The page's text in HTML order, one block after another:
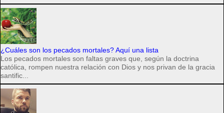
¿Cuáles son los pecados mortales? Aquí una lista
Los pecados mortales son faltas graves que, según la doctrina
católica, rompen nuestra relación con Dios y nos privan de la gracia
santific...